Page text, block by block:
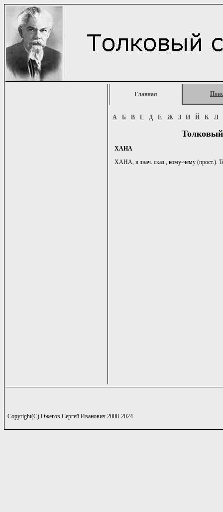
Главная
А Б В Г Д Е Ж З И Й К Л
ХАНА
ХАНА, в знач. сказ., кому-чему (прост.).
Copyright(C) Ожегов Сергей Иванович 2008-2024